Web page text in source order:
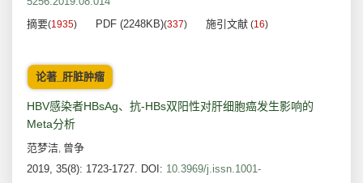
摘要(1935) PDF (2248KB)(337) 施引文献 (16)
论著_肝脏肿瘤
HBV感染者HBsAg、抗-HBs双阳性对肝细胞癌发生影响的
Meta分析
范梦洁, 曾争
2019, 35(8): 1723-1727. DOI: 10.3969/j.issn.1001-